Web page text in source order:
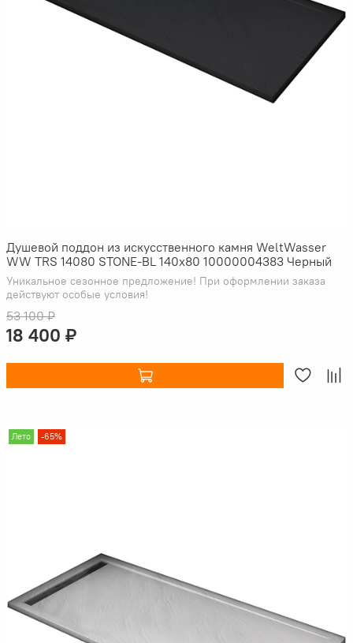
Душевой поддон из искусственного камня WeltWasser
WW TRS 14080 STONE-BL 140x80 10000004383 Черный
Уникальное сезонное предложение! При оформлении заказа
действуют особые условия!
53 100 ₽
18 400 ₽
Лето -65%